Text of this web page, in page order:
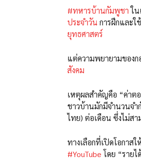
#ทหารบ้านกัมพูชาใน
ประจำวัน การฝึกและใ
ยุทธศาสตร์
แต่ความพยายามของก
สังคม
เหตุผลสำคัญคือ “ค่าต
ชาวบ้านมักมีจำนวนจำ
ไทย) ต่อเดือน ซึ่งไม่ส
ทางเลือกที่เปิดโอกาส
#YouTube โดย “ราย